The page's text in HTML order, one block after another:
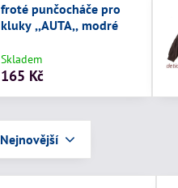
froté punčocháče pro
kluky ,,AUTA,, modré
Skladem
165 Kč
Nejnovější